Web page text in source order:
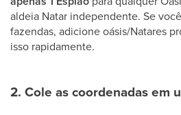
aldeia Natar independente. Se
fazendas, adicione oásis/Natares
isso rapidamente.
2. Cole as coordenadas em